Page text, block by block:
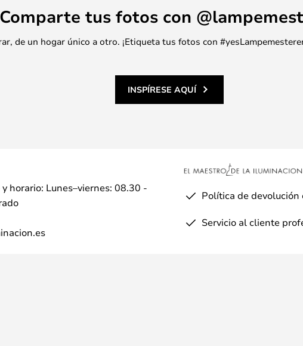
Comparte tus fotos con
de un hogar único a otro. ¡Etiqueta tus fotos con
INSPÍRESE AQUÍ
horario: Lunes–viernes: 08.30 -
Política de devolución
Servicio al cliente